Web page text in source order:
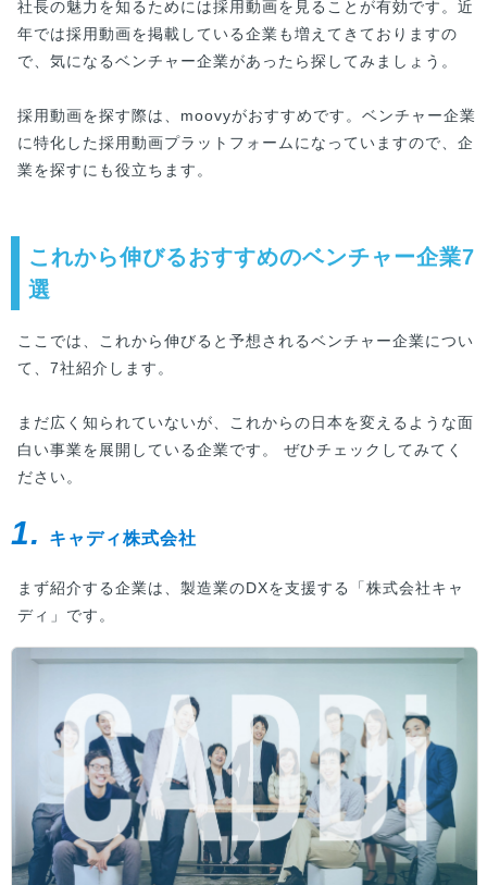
社長の魅力を知るためには採用動画を見ることが有効です。近
年では採用動画を掲載している企業も増えてきておりますの
で、気になるベンチャー企業があったら探してみましょう。
採用動画を探す際は、moovyがおすすめです。ベンチャー企業
に特化した採用動画プラットフォームになっていますので、企
業を探すにも役立ちます。
これから伸びるおすすめのベンチャー企業7
選
ここでは、これから伸びると予想されるベンチャー企業につい
て、7社紹介します。
まだ広く知られていないが、これからの日本を変えるような面
白い事業を展開している企業です。 ぜひチェックしてみてく
ださい。
1. キャディ株式会社
まず紹介する企業は、製造業のDXを支援する「株式会社キャ
ディ」です。